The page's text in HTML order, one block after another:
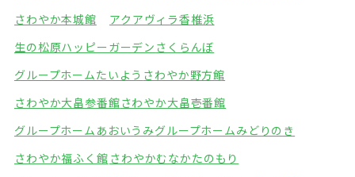
さわやか本城館
アクアヴィラ香椎浜
生の松原ハッピーガーデン さくらんぼ
グループホームたいよう さわやか野方館
さわやか大畠参番館さわやか大畠壱番館
グループホームあおいうみグループホームみどりのき
さわやか福ふく館 さわやかむなかたのもり